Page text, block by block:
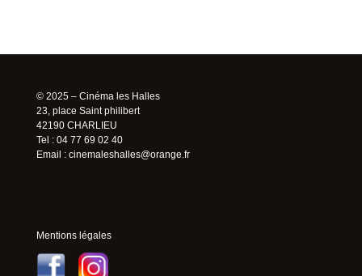
© 2025 – Cinéma les Halles
23, place Saint philibert
42190 CHARLIEU
Tel : 04 77 69 02 40
Email : cinemaleshalles@orange.fr
Mentions légales